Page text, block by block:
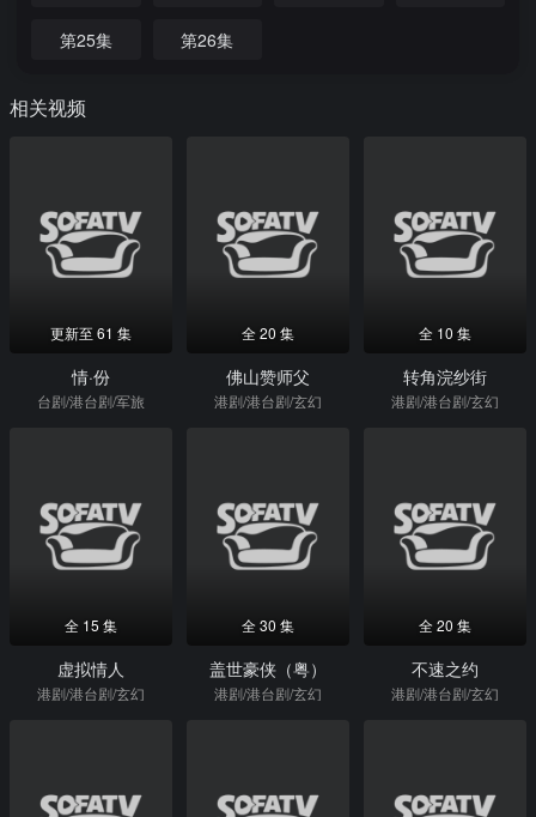
第25集 第26集
相关视频
更新至 61 集
情·份
台剧/港台剧/军旅
全 20 集
佛山赞师父
港剧/港台剧/玄幻
全 10 集
转角浣纱街
港剧/港台剧/玄幻
全 15 集
虚拟情人
港剧/港台剧/玄幻
全 30 集
盖世豪侠（粤）
港剧/港台剧/玄幻
全 20 集
不速之约
港剧/港台剧/玄幻